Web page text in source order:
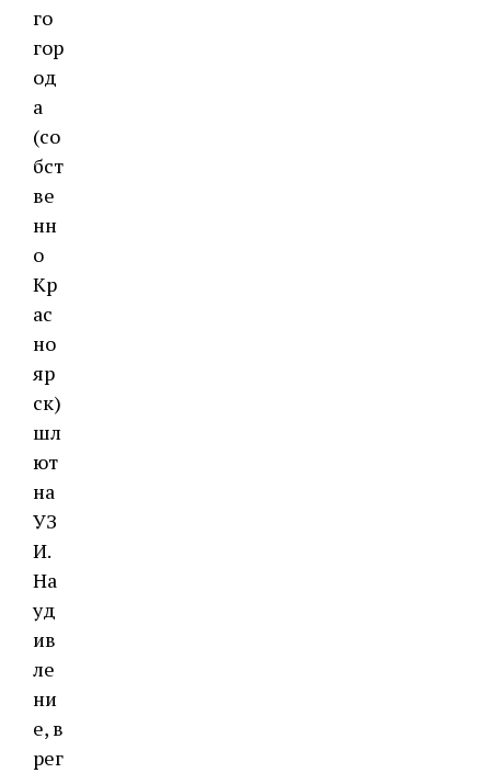
го
гор
од
а
(со
бст
ве
нн
о
Кр
ас
но
яр
ск)
шл
ют
на
УЗ
И.
На
уд
ив
ле
ни
е, в
рег